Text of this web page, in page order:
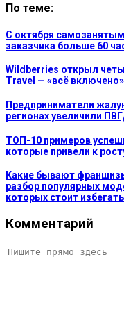
По теме:
С октября
заказчика больше 60
Wildberries открыл
Travel — «всё
Предприниматели
регионах увеличили
ТОП-10 примеров
которые привели к
Какие бывают
разбор популярных
которых стоит избегать
Комментарий